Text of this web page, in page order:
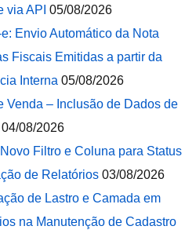
via API 05/08/2026
Envio Automático da Nota
Fiscais Emitidas a partir da
Interna 05/08/2026
Venda – Inclusão de Dados de
04/08/2026
Filtro e Coluna para Status
de Relatórios 03/08/2026
de Lastro e Camada em
na Manutenção de Cadastro